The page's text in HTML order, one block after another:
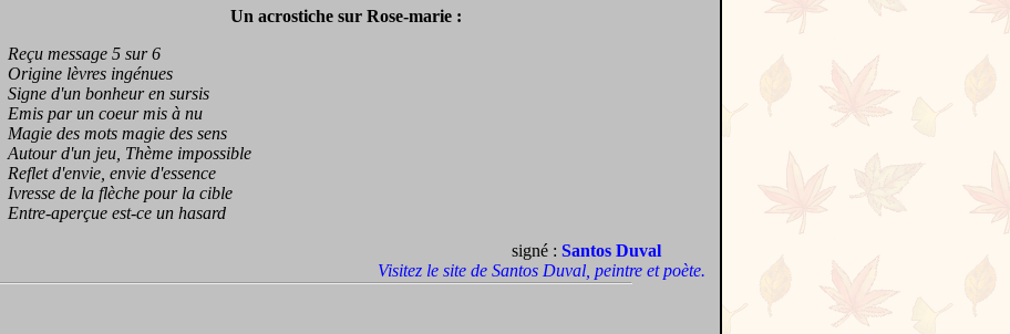
Un acrostiche sur Rose-marie :
message 5 sur 6
lèvres ingénues
d'un bonheur en sursis
par un coeur mis à nu
des mots magie des sens
d'un jeu, Thème impossible
d'envie, envie d'essence
de la flèche pour la cible
aperçue est-ce un hasard
signé : Santos Duval
Visitez le site de Santos Duval, peintre et poète.